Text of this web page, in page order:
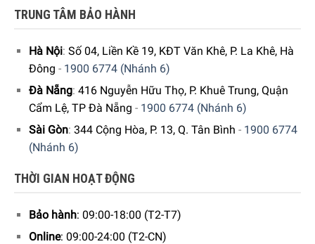
Famille Fabre kết hợp cùng với bò nướng ( Steak ) hoặc ức
TRUNG TÂM BẢO HÀNH
Hà Nội: Số 04, Liền Kề 19, KĐT Văn Khê, P. La Khê, Hà
Đông - 1900 6774 (Nhánh 6)
Đà Nẵng: 416 Nguyễn Hữu Thọ, P. Khuê Trung, Quận
Cẩm Lệ, TP Đà Nẵng - 1900 6774 (Nhánh 6)
Sài Gòn: 344 Cộng Hòa, P. 13, Q. Tân Bình - 1900 6774
(Nhánh 6)
THỜI GIAN HOẠT ĐỘNG
Bảo hành: 09:00-18:00 (T2-T7)
Online: 09:00-24:00 (T2-CN)